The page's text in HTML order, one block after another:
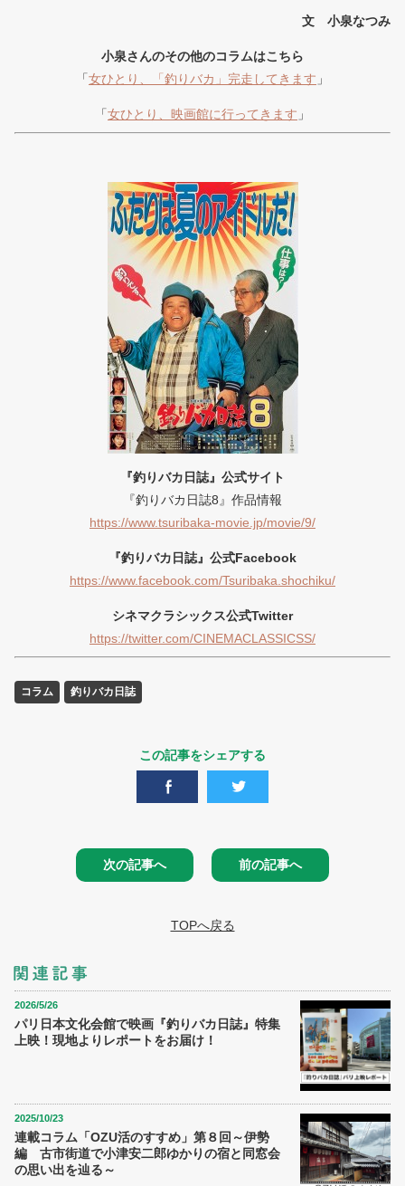
文 小泉なつみ
小泉さんのその他のコラムはこちら
「女ひとり、「釣りバカ」完走してきます 」
「女ひとり、映画館に行ってきます 」
『釣りバカ日誌』公式サイト
『釣りバカ日誌8』作品情報
https://www.tsuribaka-movie.jp/movie/9/
『釣りバカ日誌』公式Facebook
https://www.facebook.com/Tsuribaka.shochiku/
シネマクラシックス公式Twitter
https://twitter.com/CINEMACLASSICSS/
コラム 釣りバカ日誌
この記事をシェアする
次の記事へ 前の記事へ
TOPへ戻る
2026/5/26
パリ日本文化会館で映画『釣りバカ日誌』特集
上映！現地よりレポートをお届け！
2025/10/23
連載コラム「OZU活のすすめ」第８回～伊勢
編 古市街道で小津安二郎ゆかりの宿と同窓会
の思い出を辿る～